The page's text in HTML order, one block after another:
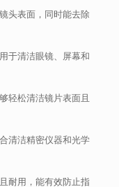
头表面，同时能去除
于清洁眼镜、屏幕和
轻松清洁镜片表面且
清洁精密仪器和光学
耐用，能有效防止指